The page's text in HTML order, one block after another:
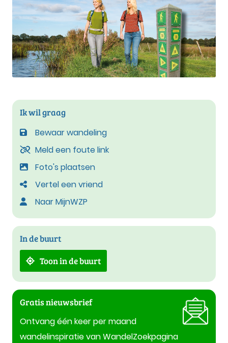
Ik wil graag
Bewaar wandeling
Meld een foute link
Foto's plaatsen
Vertel een vriend
Naar MijnWZP
In de buurt
Toon in de buurt
Gratis nieuwsbrief
Ontvang één keer per maand
wandelinspiratie van WandelZoekpagina